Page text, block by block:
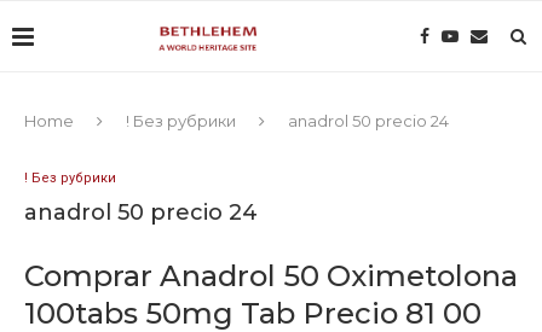
Home ! Без рубрики anadrol 50 precio 24
! Без рубрики
anadrol 50 precio 24
Comprar Anadrol 50 Oximetolona
100tabs 50mg Tab Precio 81 00